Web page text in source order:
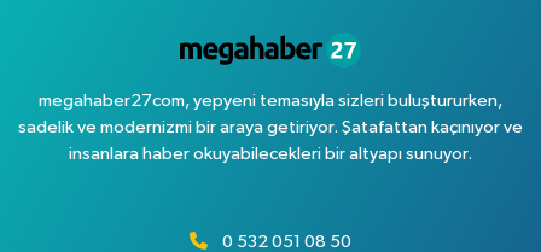
megahaber27com, yepyeni temasıyla sizleri buluştururken,
sadelik ve modernizmi bir araya getiriyor. Şatafattan kaçınıyor ve
insanlara haber okuyabilecekleri bir altyapı sunuyor.
0 532 051 08 50